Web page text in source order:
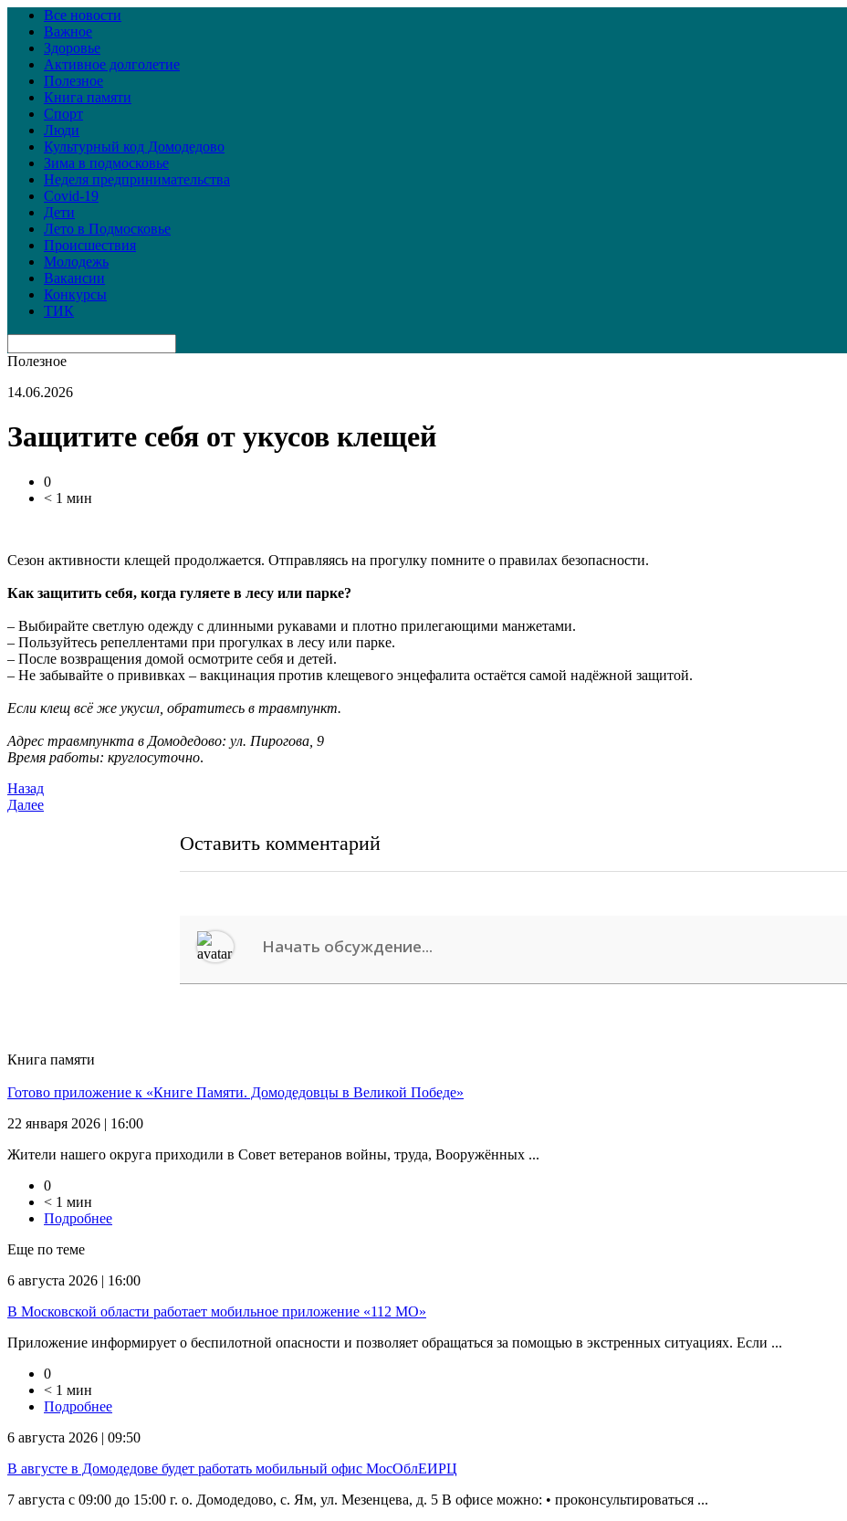
Все новости
Важное
Здоровье
Активное долголетие
Полезное
Книга памяти
Спорт
Люди
Культурный код Домодедово
Зима в подмосковье
Неделя предпринимательства
Covid-19
Дети
Лето в Подмосковье
Происшествия
Молодежь
Вакансии
Конкурсы
ТИК
Полезное
14.06.2026
Защитите себя от укусов клещей
0
< 1 мин
Сезон активности клещей продолжается. Отправляясь на прогулку помните о правилах безопасности.
Как защитить себя, когда гуляете в лесу или парке?
– Выбирайте светлую одежду с длинными рукавами и плотно прилегающими манжетами.
– Пользуйтесь репеллентами при прогулках в лесу или парке.
– После возвращения домой осмотрите себя и детей.
– Не забывайте о прививках – вакцинация против клещевого энцефалита остаётся самой надёжной защитой.
Если клещ всё же укусил, обратитесь в травмпункт.
Адрес травмпункта в Домодедово: ул. Пирогова, 9
Время работы: круглосуточно.
Назад
Далее
Оставить комментарий
Книга памяти
Готово приложение к «Книге Памяти. Домодедовцы в Великой Победе»
22 января 2026 | 16:00
Жители нашего округа приходили в Совет ветеранов войны, труда, Вооружённых ...
0
< 1 мин
Подробнее
Еще по теме
6 августа 2026 | 16:00
В Московской области работает мобильное приложение «112 МО»
Приложение информирует о беспилотной опасности и позволяет обращаться за помощью в экстренных ситуациях. Если ...
0
< 1 мин
Подробнее
6 августа 2026 | 09:50
В августе в Домодедове будет работать мобильный офис МосОблЕИРЦ
7 августа с 09:00 до 15:00 г. о. Домодедово, с. Ям, ул. Мезенцева, д. 5 В офисе можно: • проконсультироваться ...